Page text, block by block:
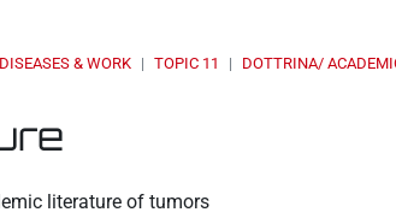
& WORK TOPIC 11 DOTTRINA/
literature of tumors